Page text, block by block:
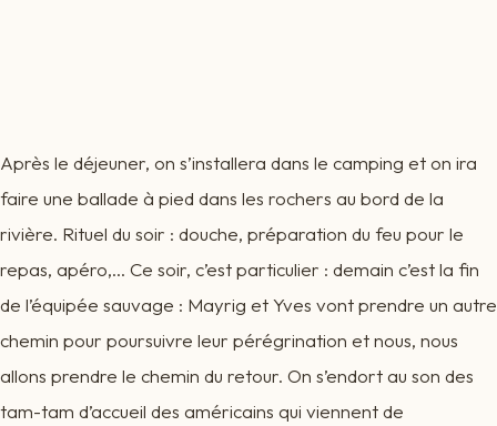
Après le déjeuner, on s’installera dans le camping et on ira
faire une ballade à pied dans les rochers au bord de la
rivière. Rituel du soir : douche, préparation du feu pour le
repas, apéro,… Ce soir, c’est particulier : demain c’est la fin
de l’équipée sauvage : Mayrig et Yves vont prendre un autre
chemin pour poursuivre leur pérégrination et nous, nous
allons prendre le chemin du retour. On s’endort au son des
tam-tam d’accueil des américains qui viennent de